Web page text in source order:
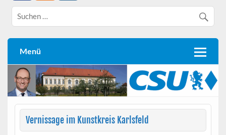
Menü
Vernissage im Kunstkreis Karlsfeld